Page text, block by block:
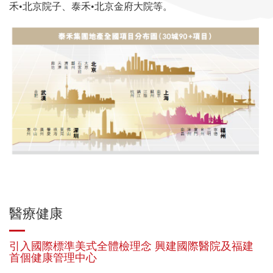
禾•北京院子、泰禾•北京金府大院等。
醫療健康
引入國際標準美式全體檢理念 興建國際醫院及福建
首個健康管理中心